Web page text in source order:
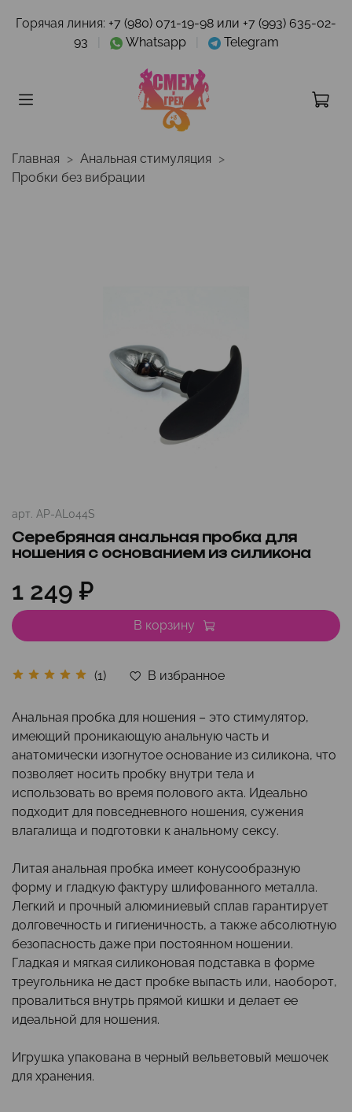
Горячая линия: +7 (980) 071-19-98 или +7 (993) 635-02-
93
Whatsapp Telegram
Главная
Анальная стимуляция
Пробки без вибрации
арт. AP-AL044S
Серебряная анальная пробка для
ношения с основанием из силикона
(1) В избранное
1 249 ₽
В корзину
Анальная пробка для ношения – это стимулятор,
имеющий проникающую анальную часть и
анатомически изогнутое основание из силикона, что
позволяет носить пробку внутри тела и
использовать во время полового акта. Идеально
подходит для повседневного ношения, сужения
влагалища и подготовки к анальному сексу.
Литая анальная пробка имеет конусообразную
форму и гладкую фактуру шлифованного металла.
Легкий и прочный алюминиевый сплав гарантирует
долговечность и гигиеничность, а также абсолютную
безопасность даже при постоянном ношении.
Гладкая и мягкая силиконовая подставка в форме
треугольника не даст пробке выпасть или, наоборот,
провалиться внутрь прямой кишки и делает ее
идеальной для ношения.
Игрушка упакована в черный вельветовый мешочек
для хранения.